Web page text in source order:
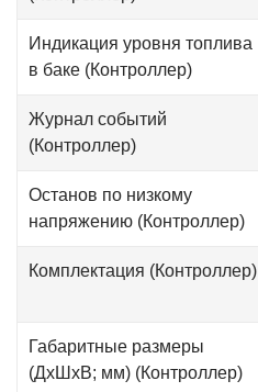
Индикация уровня топлива
в баке (Контроллер)
Журнал событий
(Контроллер)
Останов по низкому
напряжению (Контроллер)
Комплектация (Контроллер)
Габаритные размеры
(ДxШxВ; мм) (Контроллер)